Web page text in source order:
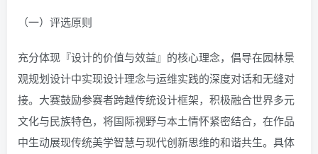
（一）评选原则
充分体现『设计的价值与效益』的核心理念，倡导在园林景
观规划设计中实现设计理念与运维实践的深度对话和无缝对
接。大赛鼓励参赛者跨越传统设计框架，积极融合世界多元
文化与民族特色，将国际视野与本土情怀紧密结合，在作品
中生动展现传统美学智慧与现代创新思维的和谐共生。具体